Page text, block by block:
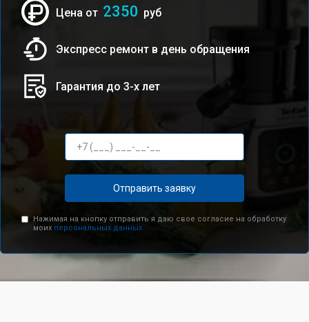
Цена от 2350 руб
Экспресс ремонт в день обращения
Гарантия до 3-х лет
Отправить заявку
Нажимая на кнопку отправить я даю свое согласие на обработку
моих персональных данных.